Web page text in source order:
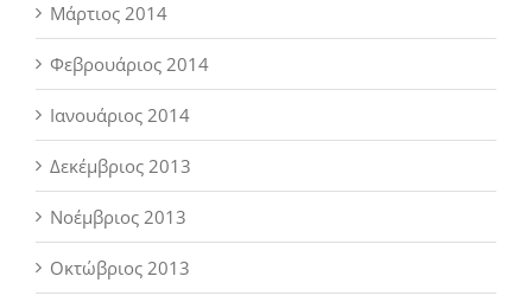
Μάρτιος 2014
Φεβρουάριος 2014
Ιανουάριος 2014
Δεκέμβριος 2013
Νοέμβριος 2013
Οκτώβριος 2013